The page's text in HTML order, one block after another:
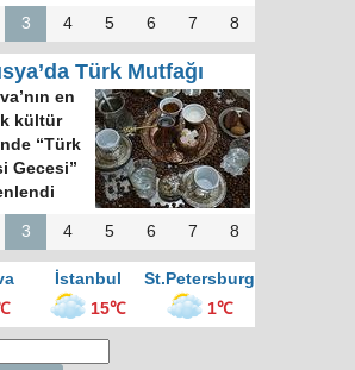
3 4 5 6 7 8
Türk Mutfağı
en
kültür
“Türk
Gecesi”
3 4 5 6 7 8
İstanbul
St.Petersburg
15℃ 1℃